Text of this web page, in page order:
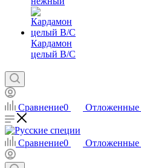
Кардамон
целый В/С
Сравнение0 Отложенные
Сравнение0 Отложенные